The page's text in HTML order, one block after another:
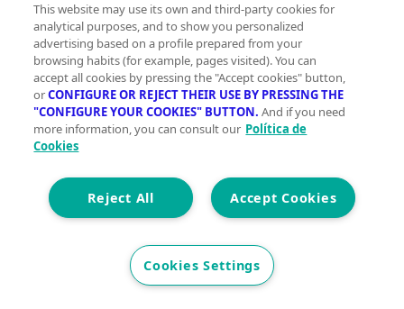
This website may use its own and third-party cookies for
analytical purposes, and to show you personalized
advertising based on a profile prepared from your
browsing habits (for example, pages visited). You can
accept all cookies by pressing the "Accept cookies" button,
orCONFIGURE OR REJECT THEIR USE BY PRESSING THE
"CONFIGURE YOUR COOKIES" BUTTON. And if you need
more information, you can consult our Política de
Cookies
Accept Cookies
Reject All
Cookies Settings